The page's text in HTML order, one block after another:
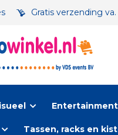
Gratis verzending
Tassen, racks en